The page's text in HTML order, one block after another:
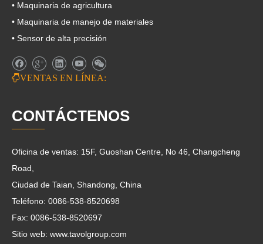
• Maquinaria de agricultura
• Maquinaria de manejo de materiales
• Sensor de alta precisión
VENTAS EN LÍNEA:
CONTÁCTENOS
Oficina de ventas: 15F, Guoshan Centre, No 46, Changcheng
Road,
Ciudad de Taian, Shandong, China
Teléfono: 0086-538-8520698
Fax: 0086-538-8520697
Sitio web: www.tavolgroup.com